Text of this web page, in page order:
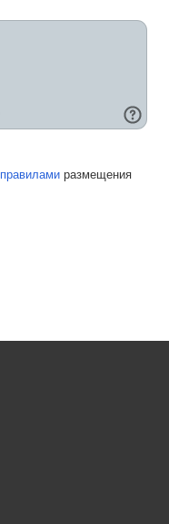
правилами размещения